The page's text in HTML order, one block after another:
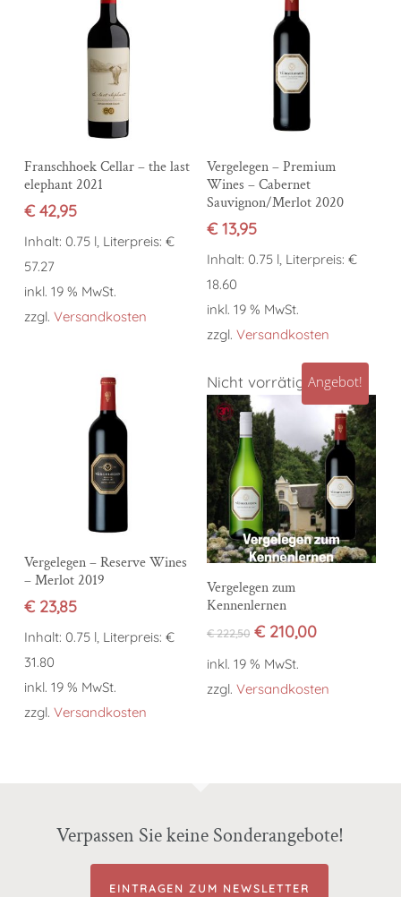
In den Warenkorb
Franschhoek Cellar – the last
elephant 2021
€42,95
Inhalt: 0.75 l, Literpreis: €
57.27
inkl. 19 % MwSt.
zzgl. Versandkosten
In den Warenkorb
Vergelegen – Premium
Wines – Cabernet
Sauvignon/Merlot 2020
€13,95
Inhalt: 0.75 l, Literpreis: €
18.60
inkl. 19 % MwSt.
zzgl.Versandkosten
In den Warenkorb
Vergelegen – Reserve Wines
– Merlot 2019
€23,85
Inhalt: 0.75 l, Literpreis: €
31.80
inkl. 19 % MwSt.
zzgl. Versandkosten
Angebot!
Nicht vorrätig
Vergelegen zum
Kennenlernen
€222,50 Ursprünglicher
war:
€ 222,50
€210,00Aktueller
€ 210,00.
inkl. 19 % MwSt.
zzgl.Versandkosten
Verpassen Sie keine Sonderangebote!
EINTRAGEN ZUM NEWSLETTER